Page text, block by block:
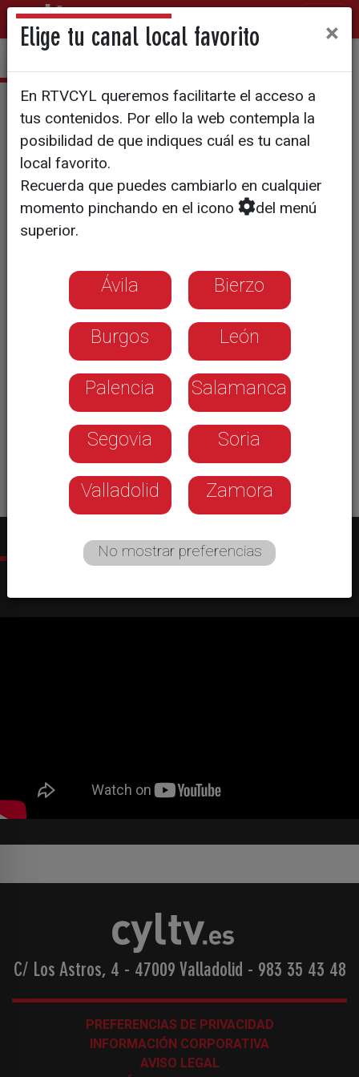
A LA CARTA
Me gusta y me quedo
C/ Los Astros, 4 - 47009 Valladolid - 983 35 43 48
PREFERENCIAS DE PRIVACIDAD
INFORMACIÓN CORPORATIVA
AVISO LEGAL
Elige tu canal local favorito ×
En RTVCYL queremos facilitarte el acceso a
tus contenidos. Por ello la web contempla la
posibilidad de que indiques cuál es tu canal
local favorito.
Recuerda que puedes cambiarlo en cualquier
momento pinchando en el icono
del menú
superior.
Ávila Bierzo
Burgos León
Palencia Salamanca
Segovia Soria
Valladolid Zamora
No mostrar preferencias